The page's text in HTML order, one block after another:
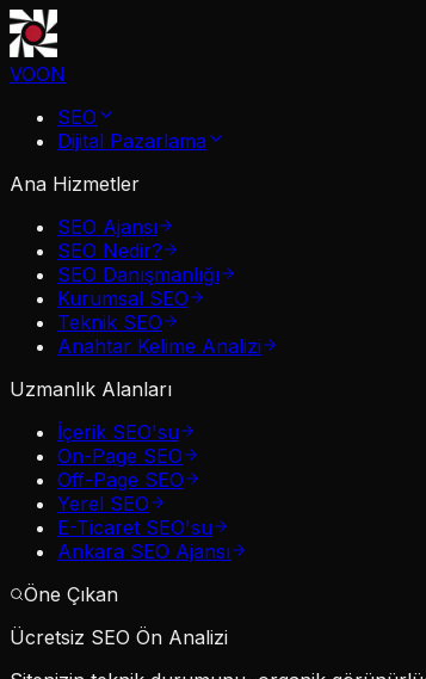
VOON
SEO
Dijital Pazarlama
Ana Hizmetler
SEO Ajansı
SEO Nedir?
SEO Danışmanlığı
Kurumsal SEO
Teknik SEO
Anahtar Kelime Analizi
Uzmanlık Alanları
İçerik SEO'su
On-Page SEO
Off-Page SEO
Yerel SEO
E-Ticaret SEO'su
Ankara SEO Ajansı
Öne Çıkan
Ücretsiz SEO Ön Analizi